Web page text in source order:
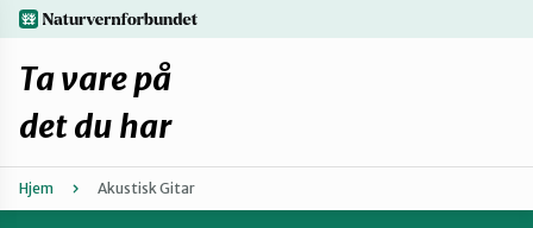
Hopp
til
hovedinnhold
naturvernforbundet.no
Ta vare på
det du har
Hjem Akustisk Gitar